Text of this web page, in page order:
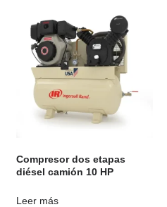
Compresor dos etapas
diésel camión 10 HP
Leer más